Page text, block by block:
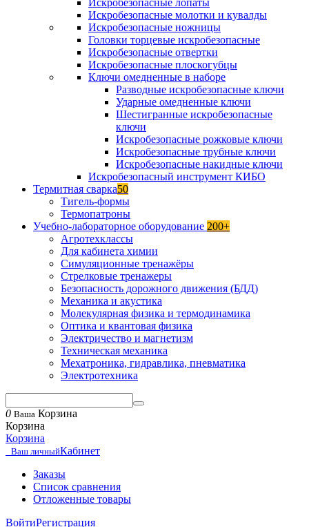
Искробезопасные лопаты
Искробезопасные молотки и кувалды
Искробезопасные ножницы
Головки торцевые искробезопасные
Искробезопасные отвертки
Искробезопасные плоскогубцы
Ключи омедненные в наборе
Разводные искробезопасные ключи
Ударные омедненные ключи
Шестигранные искробезопасные
ключи
Искробезопасные рожковые ключи
Искробезопасные трубные ключи
Искробезопасные накидные ключи
Искробезопасный инструмент КИБО
Термитная сварка50
Тигель-формы
Термопатроны
Учебно-лабораторное оборудование 200+
Агротехклассы
Для кабинета химии
Симуляционные тренажёры
Стрелковые тренажеры
Безопасность дорожного движения (БДД)
Механика и акустика
Молекулярная физика и термодинамика
Оптика и квантовая физика
Электричество и магнетизм
Техническая механика
Мехатроника, гидравлика, пневматика
Электротехника
0 Ваша Корзина
Корзина
Корзина
Ваш личныйКабинет
Заказы
Список сравнения
Отложенные товары
ВойтиРегистрация